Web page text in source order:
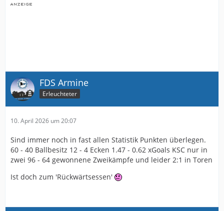
FDS Armine
Erleuchteter
10. April 2026 um 20:07
Sind immer noch in fast allen Statistik Punkten überlegen.
60 - 40 Ballbesitz 12 - 4 Ecken 1.47 - 0.62 xGoals KSC nur in
zwei 96 - 64 gewonnene Zweikämpfe und leider 2:1 in Toren
Ist doch zum 'Rückwärtsessen'